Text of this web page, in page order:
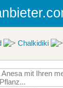
Chalkidiki